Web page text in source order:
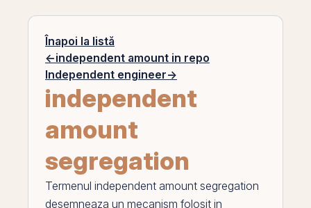
Înapoi la listă
←independent amount in repo
Independent engineer→
independent
amount
segregation
Termenul independent amount segregation
desemneaza un mecanism folosit in